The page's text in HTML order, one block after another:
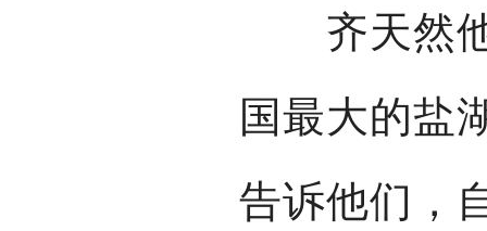
齐天然他
国最大的盐
告诉他们，